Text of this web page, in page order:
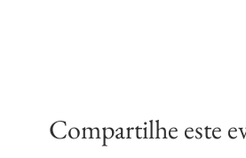
Compartilhe este